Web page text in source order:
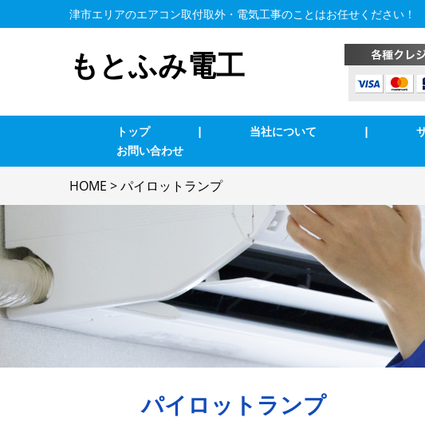
津市エリアのエアコン取付取外・電気工事のことはお任せください！
もとふみ電工
トップ | 当社について |
業務用エアコン交換・取付・修理 エアコン修理・
照明の修理・取付
単相３線式切替工事
換気扇等修理・取
家庭用EV充電工事
お問い合わせ
HOME >パイロットランプ
パイロットランプ